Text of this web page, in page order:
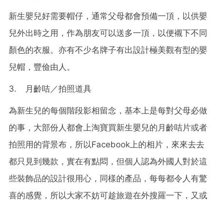
新生嬰兒好需要帽仔，通常父母都會預備一頂，以供嬰
兒外出時之用，作為朋友可以送多一頂，以便襯下不同
顏色的衣服。亦有不少名牌子有出設計極美觀有型的嬰
兒帽，豐儉由人。
3. 月齡咭／拍照道具
為新生兒的每個階段影相留念，基本上是每對父母必做
的事，大部份人都會上淘寶買新生嬰兒的月齡咭片或者
拍照用的背景布，所以Facebook上的相片，來來去去
都只見到幾款，實在有點悶，但個人認為外國人對於這
些裝飾品的設計很用心，同樣的產品，每每都令人有驚
喜的感覺，所以大家不妨可趁旅遊在外搜羅一下，又或